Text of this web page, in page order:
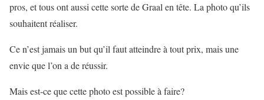
pros, et tous ont aussi cette sorte de Graal en tête. La photo qu’ils
souhaitent réaliser.
Ce n’est jamais un but qu’il faut atteindre à tout prix, mais une
envie que l’on a de réussir.
Mais est-ce que cette photo est possible à faire?